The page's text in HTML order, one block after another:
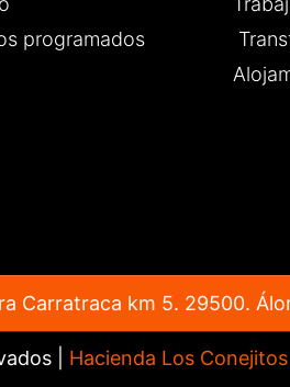
por
programados
Carratraca km 5. 29500.
| Hacienda Los